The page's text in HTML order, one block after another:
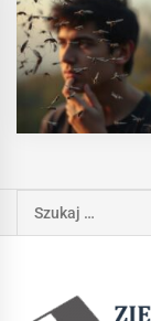
Szukaj: